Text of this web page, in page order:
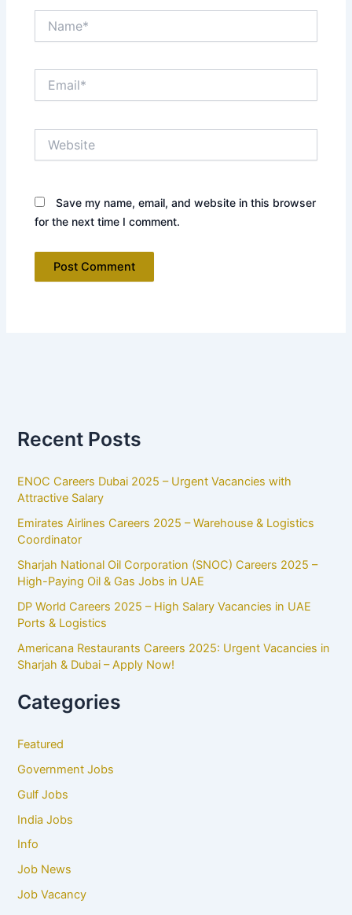
Save my name, email, and website in this browser
for the next time I comment.
Recent Posts
ENOC Careers Dubai 2025 – Urgent Vacancies with
Attractive Salary
Emirates Airlines Careers 2025 – Warehouse & Logistics
Coordinator
Sharjah National Oil Corporation (SNOC) Careers 2025 –
High-Paying Oil & Gas Jobs in UAE
DP World Careers 2025 – High Salary Vacancies in UAE
Ports & Logistics
Americana Restaurants Careers 2025: Urgent Vacancies in
Sharjah & Dubai – Apply Now!
Categories
Featured
Government Jobs
Gulf Jobs
India Jobs
Info
Job News
Job Vacancy